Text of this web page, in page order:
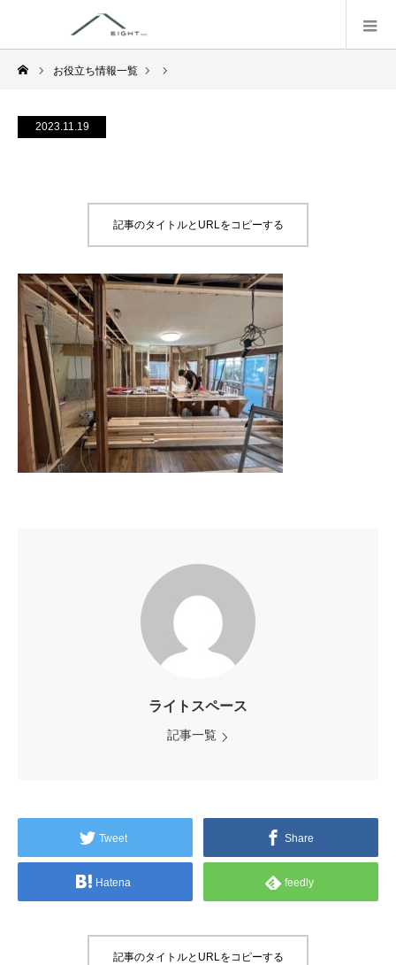
お役立ち情報一覧
2023.11.19
記事のタイトルとURLをコピーする
ライトスペース
記事一覧
Tweet Share
Hatena feedly
記事のタイトルとURLをコピーする